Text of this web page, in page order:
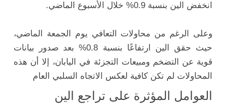
انخفض الين بنسبة 0.9% خلال الأسبوع الماضي.
وعلى الرغم من محاولات التعافي يوم الجمعة الماضي،
حيث حقق الين ارتفاعًا بنسبة 0.8% بعد صدور بيانات
قوية عن التضخم ومبيعات التجزئة في اليابان، إلا أن هذه
المحاولات لم تكن كافية لعكس الاتجاه السلبي العام
العوامل المؤثرة على تراجع الين